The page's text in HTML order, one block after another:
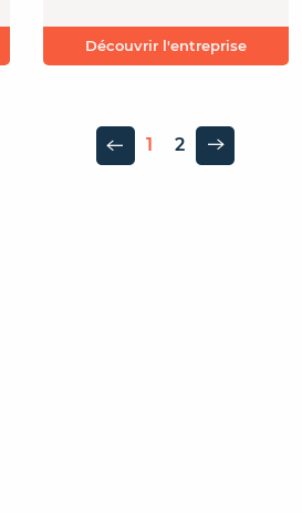
Découvrir l'entreprise
Page précédente 1 2 Page suivante